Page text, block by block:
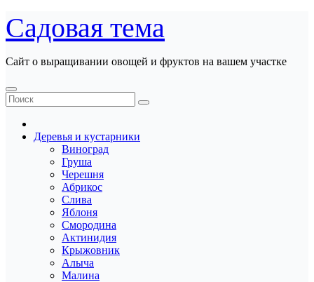
Перейти
к
содержанию
Садовая тема
Сайт о выращивании овощей и фруктов на вашем участке
Деревья и кустарники
Виноград
Груша
Черешня
Абрикос
Слива
Яблоня
Смородина
Актинидия
Крыжовник
Алыча
Малина